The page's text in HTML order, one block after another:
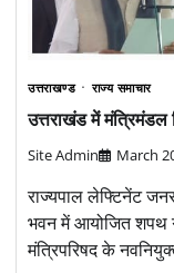
उत्तराखण्ड राज्य समाचार
उत्तराखंड में मंत्रिमंडल
Site Admin March
राज्यपाल लेफ्टिनेंट
भवन में आयोजित शपथ
मंत्रिपरिषद के